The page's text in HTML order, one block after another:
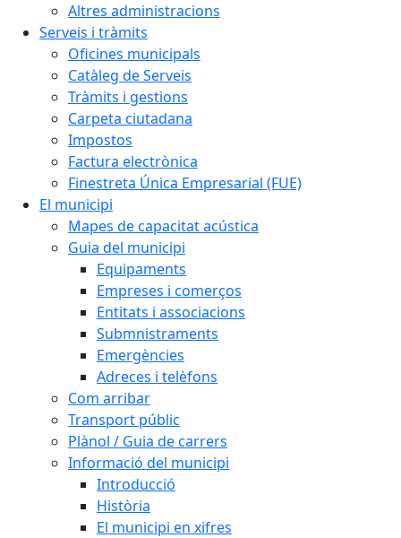
Altres administracions
Serveis i tràmits
Oficines municipals
Catàleg de Serveis
Tràmits i gestions
Carpeta ciutadana
Impostos
Factura electrònica
Finestreta Única Empresarial (FUE)
El municipi
Mapes de capacitat acústica
Guia del municipi
Equipaments
Empreses i comerços
Entitats i associacions
Submnistraments
Emergències
Adreces i telèfons
Com arribar
Transport públic
Plànol / Guia de carrers
Informació del municipi
Introducció
Història
El municipi en xifres